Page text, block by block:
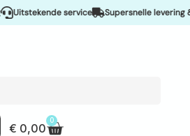
service Supersnelle levering &
€ 0,00
0